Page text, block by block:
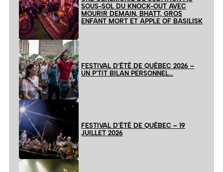
SOUS-SOL DU KNOCK-OUT AVEC
MOURIR DEMAIN, BHATT, GROS
ENFANT MORT ET APPLE OF BASILISK
FESTIVAL D’ÉTÉ DE QUÉBEC 2026 –
UN P’TIT BILAN PERSONNEL…
FESTIVAL D’ÉTÉ DE QUÉBEC – 19
JUILLET 2026